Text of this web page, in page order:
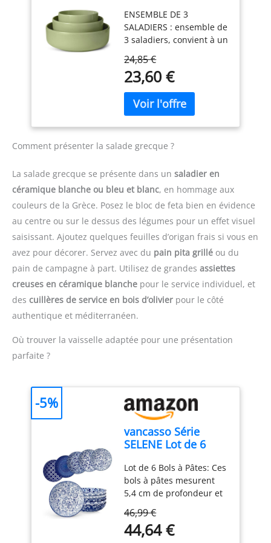
une portion de céréales.
Avec ce service, vous êtes
paré pour de
nombreuses occasions
du quotidien.
【Céramique cuite à
haute température,
compatible micro-
ondes】Chaque bol est
cuit à haute température.
Ce procédé crée un émail
les résidus alimentaires
n'absorbe ni les odeurs
ni les colorants et reste
blanche comme neuve
même après une
utilisation prolongée.
Compatible micro-ondes,
ce service est idéal pour
garder les salades au
chaud ou réchauffer les
restes en hiver. Ce
saladier en céramique
est résistant à la chaleur,
aux fissures et à la
pour mélanger
facilement et sans
éclaboussures】La large
ouverture et la
profondeur de ce
saladier empêchent les
lors du mélange de la
salade. La large
ouverture facilite l'ajout
de feuilles de laitue
entières ou de gros
morceaux de fruits,
Pièces, Compatible
Lave-Vaisselle,
Couleur Olive
ENSEMBLE DE 3
SALADIERS : ensemble de
3 saladiers, convient à un
occasions spéciales GRÈS
ÉMAILLɠ: fabriqué en
grès avec une finition
émaillée brillante ; passe
au micro-ondes, au
congélateur et ne craint
pas les taches DESIGN
CONTEMPORAIN :
apparence épurée et
moderne ; met en valeur
n’importe quel décor de
table FORMATS
PRATIQUES : comprend
des tailles de 15,2cm,
20,3cm et 25,4cm,
chacune pouvant
contenir jusqu’à 79,8cl,
218,8cl et 295,7cl ;
empilables pour un
rangement peu
encombrant LAVABLE AU
au lave-vaisselle pour un
24,85 €
23,60 €
Comment présenter la salade grecque ?
La salade grecque se présente dans un saladier en
céramique blanche ou bleu et blanc, en hommage aux
couleurs de la Grèce. Posez le bloc de feta bien en évidence
au centre ou sur le dessus des légumes pour un effet visuel
saisissant. Ajoutez quelques feuilles d’origan frais si vous en
avez pour décorer. Servez avec du pain pita grillé ou du
pain de campagne à part. Utilisez de grandes assiettes
creuses en céramique blanche pour le service individuel, et
des cuillères de service en bois d’olivier pour le côté
authentique et méditerranéen.
Où trouver la vaisselle adaptée pour une présentation
parfaite ?
vancasso Série
SELENE Lot de 6
Pâtes, 1200ML
Assiette Creuse en
Porcelaine Bleu et
Blanc, Saladier pour
Cuisine, Passe au
Four, Lave-vaisselle
Lot de 6 Bols à Pâtes: Ces
bols à pâtes mesurent
5,4 cm de profondeur et
Capacité: 1200ml. Ils
peuvent être remplacées
46,99 €
44,64 €
-5%